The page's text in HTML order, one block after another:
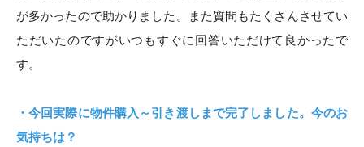
が多かったので助かりました。また質問もたくさんさせてい
ただいたのですがいつもすぐに回答いただけて良かったで
す。
・今回実際に物件購入～引き渡しまで完了しました。今のお
気持ちは？